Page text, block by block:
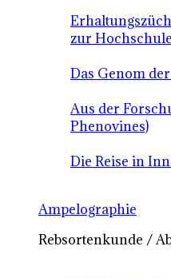
zur
Das Genom der
Aus der Forschung
Phenovines)
Die Reise in
Ampelographie
Rebsortenkunde /